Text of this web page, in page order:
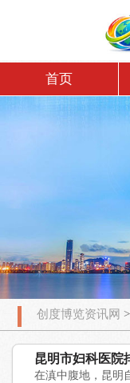
首页
创度博览资讯网 >
昆明市妇科医院
在滇中腹地，昆明